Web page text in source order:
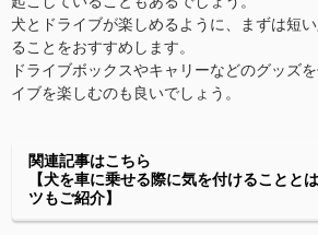
犬とドライブが楽しめるように、まずは短
ることをおすすめします。
ドライブボックスやキャリーなどのグッズ
イブを楽しむのも良いでしょう。
関連記事はこちら
【犬を車に乗せる際に気を付けることと
ツもご紹介】